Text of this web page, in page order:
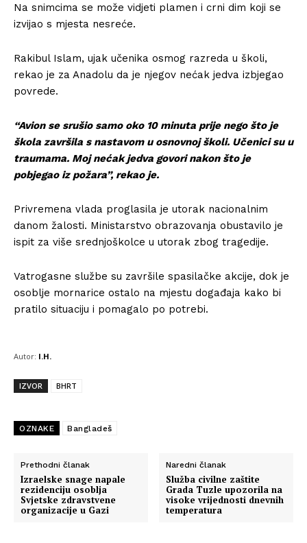
Na snimcima se može vidjeti plamen i crni dim koji se
izvijao s mjesta nesreće.
Rakibul Islam, ujak učenika osmog razreda u školi,
rekao je za Anadolu da je njegov nećak jedva izbjegao
povrede.
“Avion se srušio samo oko 10 minuta prije nego što je
škola završila s nastavom u osnovnoj školi. Učenici su u
traumama. Moj nećak jedva govori nakon što je
pobjegao iz požara”, rekao je.
Privremena vlada proglasila je utorak nacionalnim
danom žalosti. Ministarstvo obrazovanja obustavilo je
ispit za više srednjoškolce u utorak zbog tragedije.
Vatrogasne službe su završile spasilačke akcije, dok je
osoblje mornarice ostalo na mjestu događaja kako bi
pratilo situaciju i pomagalo po potrebi.
Autor: I.H.
IZVOR BHRT
OZNAKE Bangladeš
Prethodni članak
Izraelske snage napale
rezidenciju osoblja
Svjetske zdravstvene
organizacije u Gazi
Naredni članak
Služba civilne zaštite
Grada Tuzle upozorila na
visoke vrijednosti dnevnih
temperatura